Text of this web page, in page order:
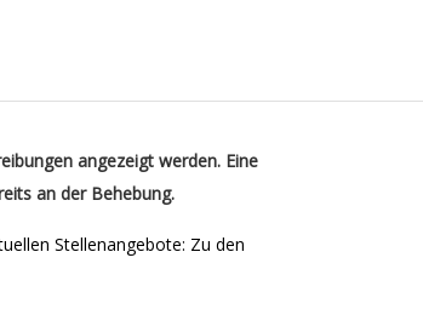
angezeigt werden. Eine
an der Behebung.
Stellenangebote: Zu den